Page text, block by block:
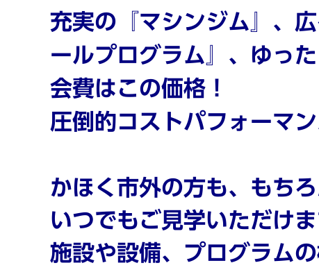
充実の『マシンジム』、
ールプログラム』、ゆっ
会費はこの価格！
圧倒的コストパフォーマ
かほく市外の方も、もち
いつでもご見学いただけ
施設や設備、プログラム